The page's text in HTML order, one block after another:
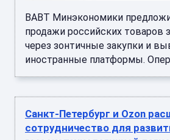
ВАВТ Минэкономики
продажи российских товаров
через зонтичные закупки и
иностранные платформы.
Санкт-Петербург и Ozon
сотрудничество для